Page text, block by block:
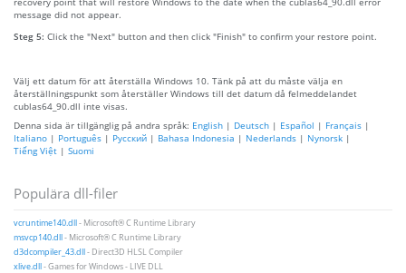
message did not appear.
Steg 5: Click the "Next" button and then click "Finish" to confirm your restore point.
Välj ett datum för att återställa Windows 10. Tänk på att du måste välja en
återställningspunkt som återställer Windows till det datum då felmeddelandet
cublas64_90.dll inte visas.
Denna sida är tillgänglig på andra språk: English | Deutsch | Español | Français |
Italiano | Português | Русский | Bahasa Indonesia | Nederlands | Nynorsk |
Tiếng Việt | Suomi
Populära dll-filer
vcruntime140.dll- Microsoft® C Runtime Library
msvcp140.dll- Microsoft® C Runtime Library
d3dcompiler_43.dll- Direct3D HLSL Compiler
xlive.dll- Games for Windows - LIVE DLL